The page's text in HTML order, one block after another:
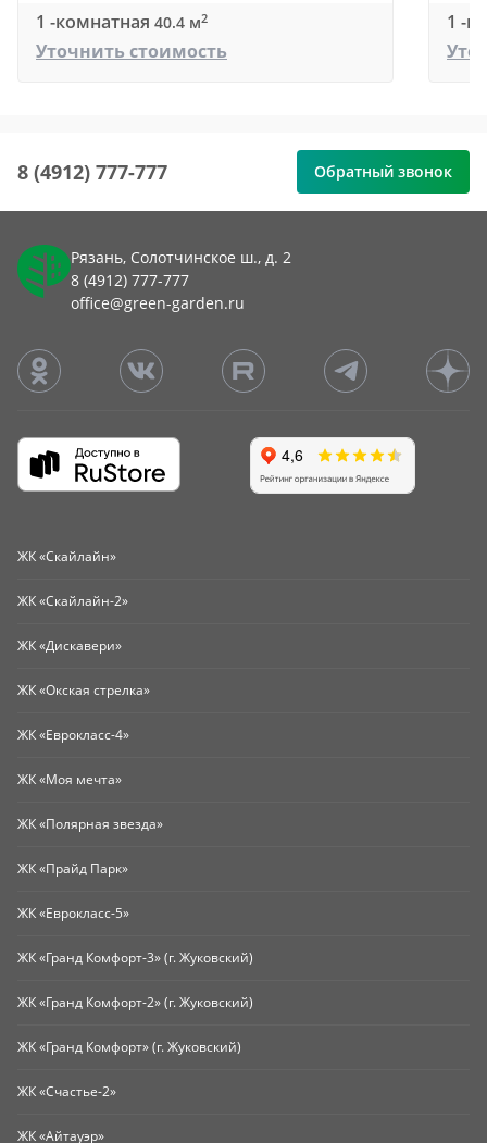
1 -комнатная 40.4 м2
Уточнить стоимость
1 -
8 (4912) 777-777 Обратный звонок
Рязань, Солотчинское ш., д. 2
8 (4912) 777-777
office@green-garden.ru
ЖК «Скайлайн»
ЖК «Скайлайн-2»
ЖК «Дискавери»
ЖК «Окская стрелка»
ЖК «Еврокласс-4»
ЖК «Моя мечта»
ЖК «Полярная звезда»
ЖК «Прайд Парк»
ЖК «Еврокласс-5»
ЖК «Гранд Комфорт-3» (г. Жуковский)
ЖК «Гранд Комфорт-2» (г. Жуковский)
ЖК «Гранд Комфорт» (г. Жуковский)
ЖК «Счастье-2»
ЖК «Айтауэр»